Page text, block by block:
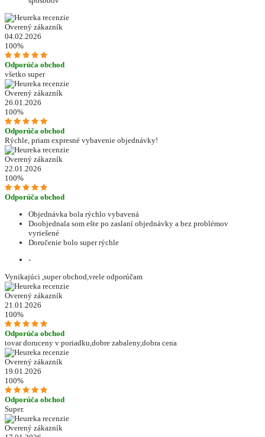
Overený zákazník
04.02.2026
100%
Odporúča obchod
všetko super
Overený zákazník
26.01.2026
100%
Odporúča obchod
Rýchle, priam expresné vybavenie objednávky!
Overený zákazník
22.01.2026
100%
Odporúča obchod
Objednávka bola rýchlo vybavená
Doobjednala som ešte po zaslaní objednávky a bez problémov
vyriešené
Doručenie bolo super rýchle
-
Vynikajúci ,super obchod,vrele odporúčam
Overený zákazník
21.01.2026
100%
Odporúča obchod
tovar doruceny v poriadku,dobre zabaleny,dobra cena
Overený zákazník
19.01.2026
100%
Odporúča obchod
Super.
Overený zákazník